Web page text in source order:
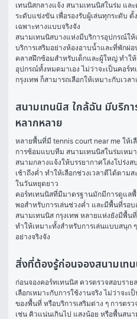
เทนนิสกลางแจ้ง สนามเทนนิสในร่ม แล
ระดับแข่งขัน เพื่อรองรับผู้เล่นทุกระดับ
เฉพาะทางแบบจริงจัง
สนามเทนนิสบางแห่งมีบริการอุปกรณ์ให้
บริการเสริมอย่างห้องอาบน้ำและที่พักผ่
คลาสฝึกซ้อมสำหรับเด็กและผู้ใหญ่ ทำใ
อุปกรณ์ทั้งหมดมาเอง ไม่ว่าจะเป็นคอร์
กรุงเทพ ก็สามารถเลือกให้เหมาะกับเว
สนามเทนนิส ใกล้ฉัน มีบริก
หลากหลาย
หลายพื้นที่มี tennis court near me ให้เ
การซ้อมแบบทีม สนามเทนนิสในร่มเห
สนามกลางแจ้งให้บรรยากาศโล่งโปร่ง
เช้าถึงค่ำ ทำให้เลือกช่วงเวลาตีได้ตาม
ในวันหยุดยาว
คอร์ทเทนนิสที่มีมาตรฐานมักมีการดูแลพื้
พอสำหรับการเล่นช่วงค่ำ และมีพื้นที่รอ
สนามเทนนิส กรุงเทพ หลายแห่งยังมีพื้
ทำให้เหมาะทั้งสำหรับการเล่นแบบสนุก
อย่างจริงจัง
สิ่งที่ต้องรู้ก่อนจองสนามเท
ก่อนจองคอร์ทเทนนิส ควรตรวจสอบรา
เลือกเหมาะกับการใช้งานจริง ไม่ว่าจะ
ของพื้นที่ หรือบริการเสริมต่าง ๆ การต
เช่น คิวแน่นเกินไป แสงน้อย หรือพื้นสน